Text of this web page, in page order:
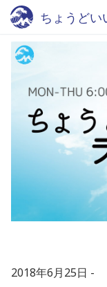
ちょうど
2018年6月25日